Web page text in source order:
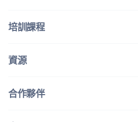
培訓​課程
資源
合作​夥伴